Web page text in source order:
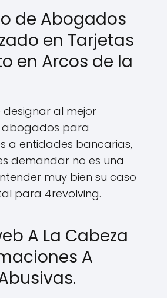
de Abogados
en Tarjetas
en Arcos de la
designar al mejor
para
a entidades bancarias,
demandar no es una
muy bien su caso
para 4revolving.
A La Cabeza
A